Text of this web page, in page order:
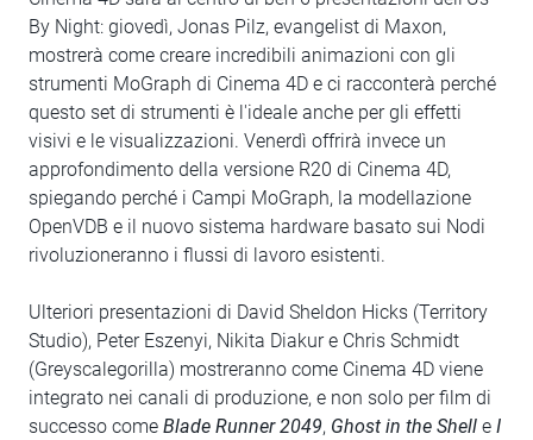
By Night: giovedì, Jonas Pilz, evangelist di Maxon,
mostrerà come creare incredibili animazioni con gli
strumenti MoGraph di Cinema 4D e ci racconterà perché
questo set di strumenti è l'ideale anche per gli effetti
visivi e le visualizzazioni. Venerdì offrirà invece un
approfondimento della versione R20 di Cinema 4D,
spiegando perché i Campi MoGraph, la modellazione
OpenVDB e il nuovo sistema hardware basato sui Nodi
rivoluzioneranno i flussi di lavoro esistenti.
Ulteriori presentazioni di David Sheldon Hicks (Territory
Studio), Peter Eszenyi, Nikita Diakur e Chris Schmidt
(Greyscalegorilla) mostreranno come Cinema 4D viene
integrato nei canali di produzione, e non solo per film di
successo come Blade Runner 2049, Ghost in the Shell e I